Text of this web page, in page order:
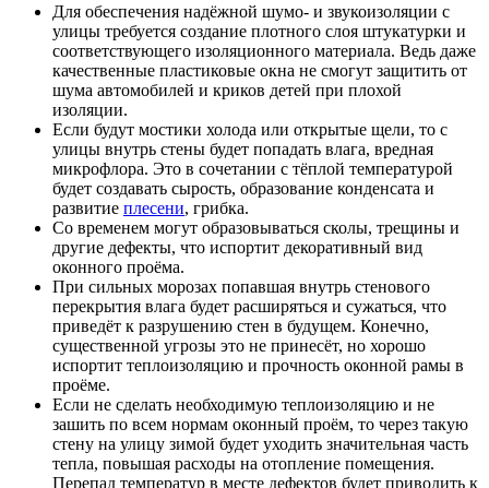
Для обеспечения надёжной шумо- и звукоизоляции с
улицы требуется создание плотного слоя штукатурки и
соответствующего изоляционного материала. Ведь даже
качественные пластиковые окна не смогут защитить от
шума автомобилей и криков детей при плохой
изоляции.
Если будут мостики холода или открытые щели, то с
улицы внутрь стены будет попадать влага, вредная
микрофлора. Это в сочетании с тёплой температурой
будет создавать сырость, образование конденсата и
развитие плесени, грибка.
Со временем могут образовываться сколы, трещины и
другие дефекты, что испортит декоративный вид
оконного проёма.
При сильных морозах попавшая внутрь стенового
перекрытия влага будет расширяться и сужаться, что
приведёт к разрушению стен в будущем. Конечно,
существенной угрозы это не принесёт, но хорошо
испортит теплоизоляцию и прочность оконной рамы в
проёме.
Если не сделать необходимую теплоизоляцию и не
зашить по всем нормам оконный проём, то через такую
стену на улицу зимой будет уходить значительная часть
тепла, повышая расходы на отопление помещения.
Перепад температур в месте дефектов будет приводить к